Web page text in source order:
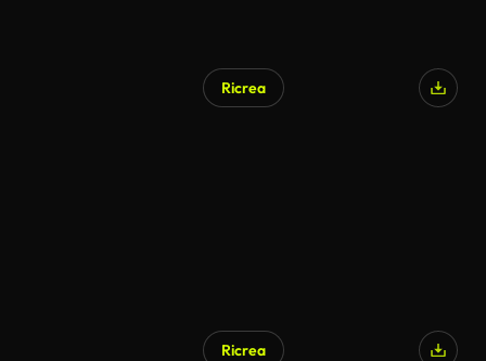
Ricrea
Ricrea